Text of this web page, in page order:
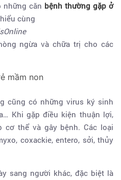
những căn bệnh thường gặp ở
cùng
ngừa và chữa trị cho các
mầm non
cũng có những virus ký sinh
Khi gặp điều kiện thuận lợi,
cơ thể và gây bệnh. Các loại
coxackie, entero, sởi, thủy
sang người khác, đặc biệt là